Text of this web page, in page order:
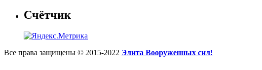
Счётчик
Все права защищены © 2015-2022 Элита Вооруженных сил!